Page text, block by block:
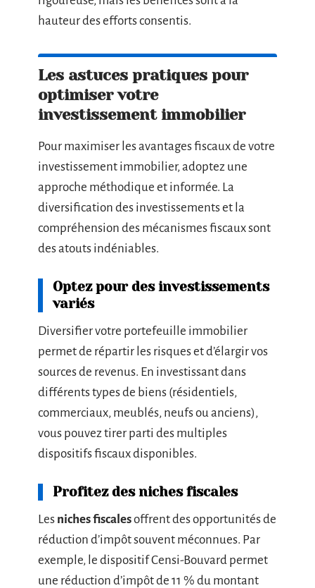
hauteur des efforts consentis.
Les astuces pratiques pour
optimiser votre
investissement immobilier
Pour maximiser les avantages fiscaux de votre
investissement immobilier, adoptez une
approche méthodique et informée. La
diversification des investissements et la
compréhension des mécanismes fiscaux sont
des atouts indéniables.
Optez pour des investissements
variés
Diversifier votre portefeuille immobilier
permet de répartir les risques et d’élargir vos
sources de revenus. En investissant dans
différents types de biens (résidentiels,
commerciaux, meublés, neufs ou anciens),
vous pouvez tirer parti des multiples
dispositifs fiscaux disponibles.
Profitez des niches fiscales
Les niches fiscalesoffrent des opportunités de
réduction d’impôt souvent méconnues. Par
exemple, le dispositif Censi-Bouvard permet
une réduction d’impôt de 11 % du montant